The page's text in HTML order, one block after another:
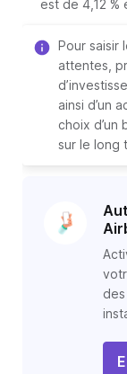
est de 4,12 %
Pour saisir
attentes,
ainsi d’un
choix d’un
sur le long